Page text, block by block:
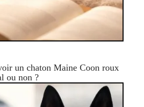
un chaton Maine Coon roux
ou non ?